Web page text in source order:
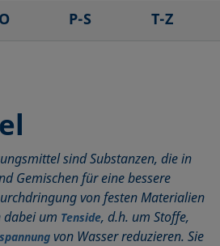
(engl. surface free energy, SFE)
Oberflächenrheologie
P-S T-Z
sind Substanzen, die in
Gemischen für eine bessere
von festen Materialien
dabei um Tenside, d.h. um Stoffe,
von Wasser reduzieren. Sie